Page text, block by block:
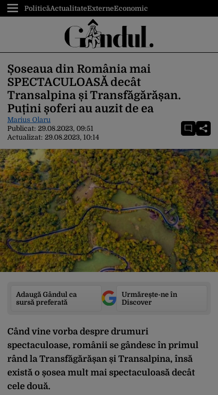
PoliticăActualitateExterneEconomic
Șoseaua din România mai
SPECTACULOASĂ decât
Transalpina și Transfăgărășan.
Puțini șoferi au auzit de ea
Marius Olaru
Publicat: 29.08.2023, 09:51
Actualizat: 29.08.2023, 10:14
Adaugă Gândul ca
sursă preferată
Urmărește-ne în
Discover
Când vine vorba despre drumuri
spectaculoase, românii se gândesc în primul
rând la Transfăgărășan și Transalpina, însă
există o șosea mult mai spectaculoasă decât
cele două.